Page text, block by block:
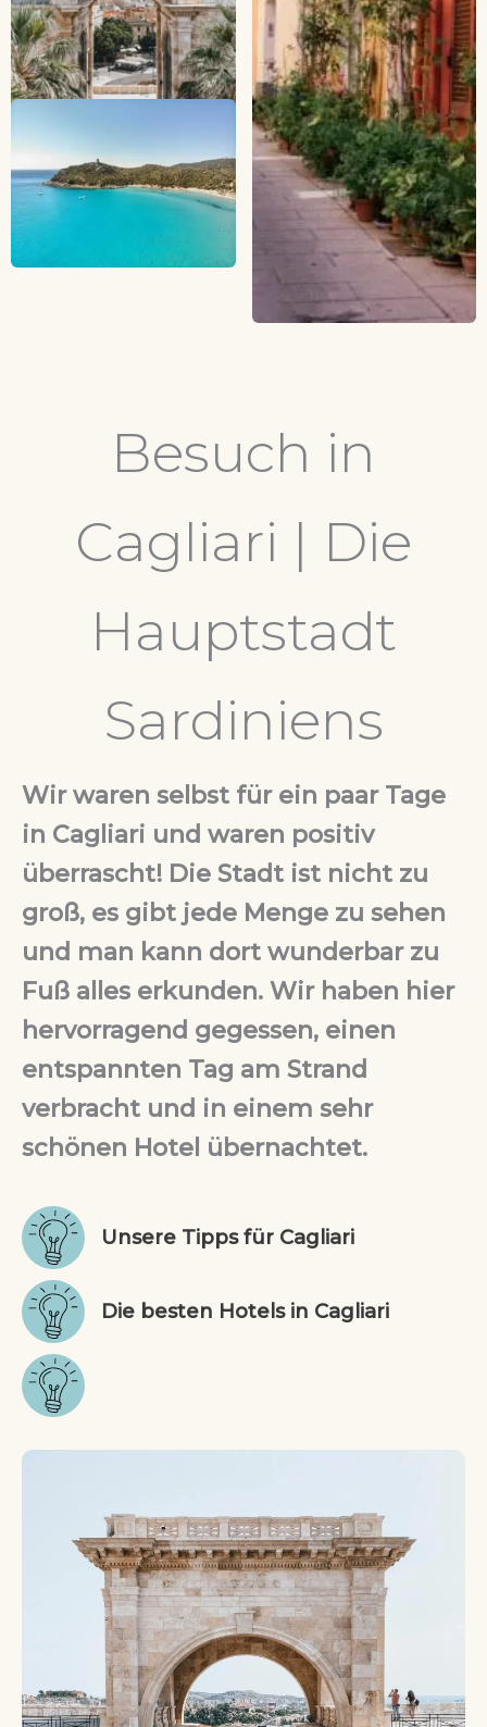
Besuch in
Cagliari | Die
Hauptstadt
Sardiniens
Wir waren selbst für ein paar Tage
in Cagliari und waren positiv
überrascht! Die Stadt ist nicht zu
groß, es gibt jede Menge zu sehen
und man kann dort wunderbar zu
Fuß alles erkunden. Wir haben hier
hervorragend gegessen, einen
entspannten Tag am Strand
verbracht und in einem sehr
schönen Hotel übernachtet.
Unsere Tipps für Cagliari
Die besten Hotels in Cagliari